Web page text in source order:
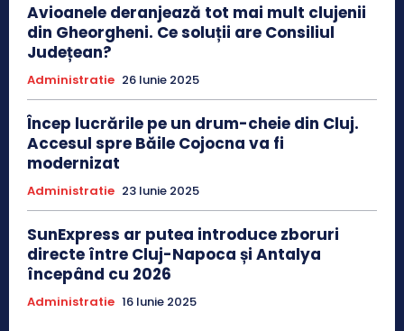
Avioanele deranjează tot mai mult clujenii
din Gheorgheni. Ce soluții are Consiliul
Județean?
Administratie 26 Iunie 2025
Încep lucrările pe un drum-cheie din Cluj.
Accesul spre Băile Cojocna va fi
modernizat
Administratie 23 Iunie 2025
SunExpress ar putea introduce zboruri
directe între Cluj-Napoca și Antalya
începând cu 2026
Administratie 16 Iunie 2025